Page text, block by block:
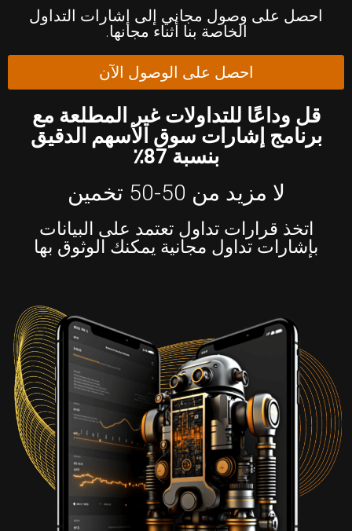
احصل على وصول مجاني إلى إشارات التداول
الخاصة بنا أثناء مجانها.
احصل على الوصول الآن
قل وداعًا للتداولات غير المطلعة مع
برنامج إشارات سوق الأسهم الدقيق
بنسبة 87٪
لا مزيد من 50-50 تخمين
اتخذ قرارات تداول تعتمد على البيانات
بإشارات تداول مجانية يمكنك الوثوق بها